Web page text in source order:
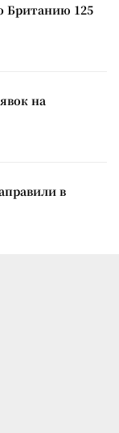
Британию 125
на
в